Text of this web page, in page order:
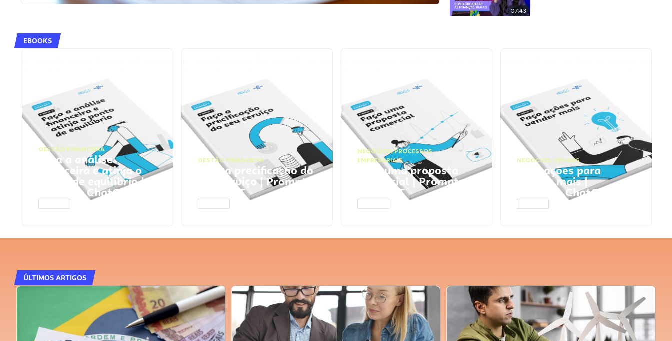
07:43
EBOOKS
GESTÃO FINANCEIRA
Faça a análise
financeira e atinja o
ponto de equilíbrio |
Prompts ChatGPT
GESTÃO FINANCEIRA
Faça a precificação do
seu serviço | Prompts
ChatGPT
NEGÓCIOS,PROCESSOS
EMPRESARIAIS
Faça uma proposta
comercial | Prompts
ChatGPT
NEGÓCIOS, VENDAS
Faça ações para
vender mais |
Prompts ChatGPT
ÚLTIMOS ARTIGOS